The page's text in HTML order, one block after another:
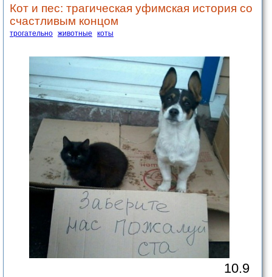
Кот и пес: трагическая уфимская история со
счастливым концом
трогательно животные коты
10.9